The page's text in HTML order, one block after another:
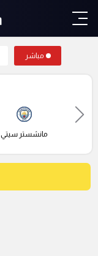
مباشر
مانشستر سيتي